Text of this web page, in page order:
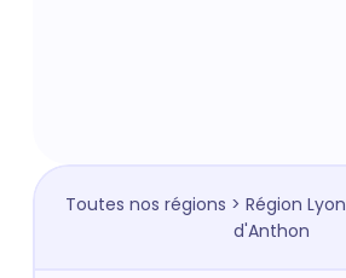
Toutes nos régions > Région
d'Anthon